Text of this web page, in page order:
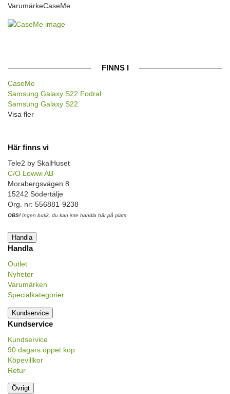
VarumärkeCaseMe
FINNS I
CaseMe
Samsung Galaxy S22 Fodral
Samsung Galaxy S22
Visa fler
Här finns vi
Tele2 by SkalHuset
C/O Lowwi AB
Morabergsvägen 8
15242 Södertälje
Org. nr: 556881-9238
OBS! Ingen butik, du kan inte handla här på plats
Handla
Handla
Outlet
Nyheter
Varumärken
Specialkategorier
Kundservice
Kundservice
Kundservice
90 dagars öppet köp
Köpevillkor
Retur
Övrigt